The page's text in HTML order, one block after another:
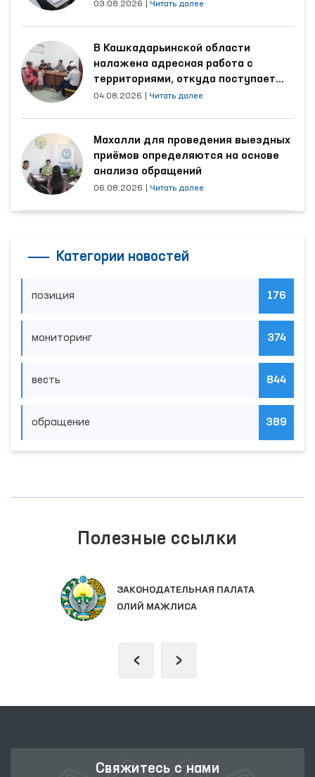
трудятся осуждённые
03.08.2026 Читать далее
В Кашкадарьинской области
налажена адресная работа с
территориями, откуда поступает
наибольшее количество обращений
04.08.2026 Читать далее
Махалли для проведения выездных
приёмов определяются на основе
анализа обращений
06.08.2026 Читать далее
Категории новостей
позиция 176
мониторинг 374
весть 844
обращение 389
Полезные ссылки
ЕДИНЫЙ ПОРТАЛ ИНТЕРАКТИВНЫХ
ГОСУДАРСТВЕННЫХ УСЛУГ
‹ ›
Свяжитесь с нами